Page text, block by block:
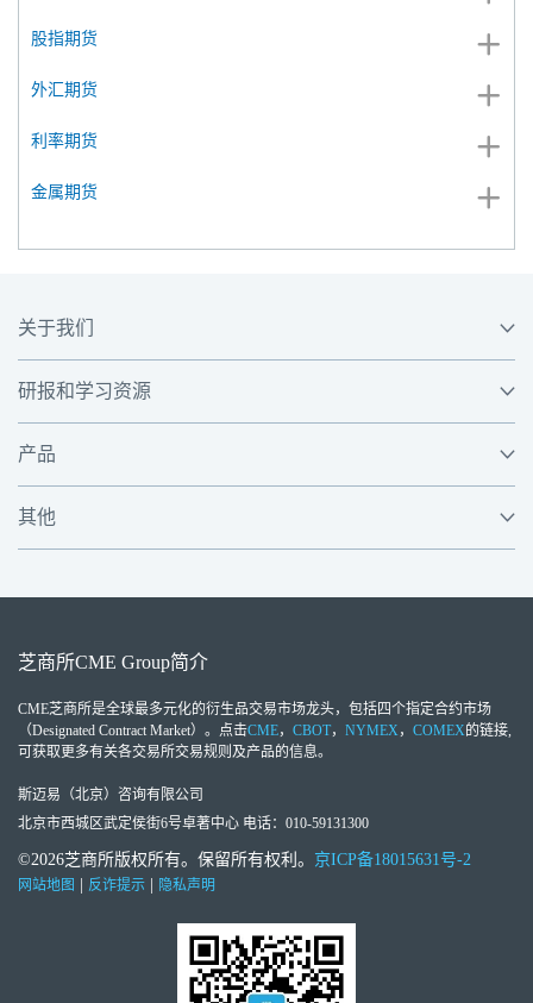
股指期货
外汇期货
利率期货
金属期货
关于我们
研报和学习资源
产品
其他
芝商所CME Group简介
CME芝商所是全球最多元化的衍生品交易市场龙头，包括四个指定合约市场
（Designated Contract Market）。点击CME， CBOT， NYMEX， COMEX的链接,
可获取更多有关各交易所交易规则及产品的信息。
斯迈易（北京）咨询有限公司
北京市西城区武定侯街6号卓著中心 电话：010-59131300
©2026芝商所版权所有。保留所有权利。 京ICP备18015631号-2
网站地图 反诈提示 隐私声明